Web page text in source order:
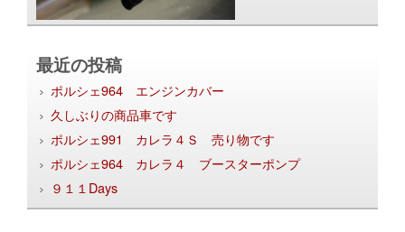
最近の投稿
ポルシェ964 エンジンカバー
久しぶりの商品車です
ポルシェ991 カレラ４Ｓ 売り物です
ポルシェ964 カレラ４ ブースターポンプ
９１１Days